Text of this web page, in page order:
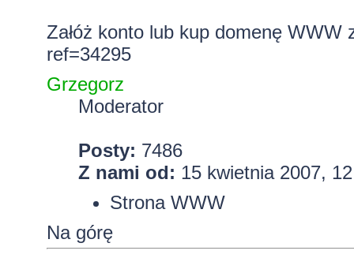
Załóż konto lub kup domenę
ref=34295
Grzegorz
Moderator
Posty: 7486
Z nami od: 15 kwietnia 2007,
Strona WWW
Na górę